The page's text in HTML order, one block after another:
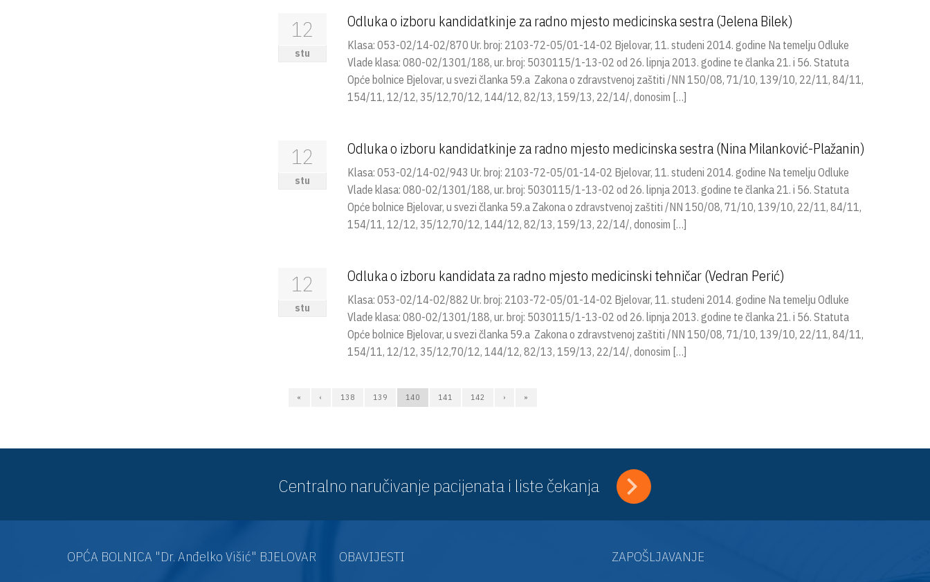
12
stu
Odluka o izboru kandidatkinje za radno mjesto medicinska sestra (Jelena Bilek)
Klasa: 053-02/14-02/870 Ur. broj: 2103-72-05/01-14-02 Bjelovar, 11. studeni 2014. godine Na temelju Odluke
Vlade klasa: 080-02/1301/188, ur. broj: 5030115/1-13-02 od 26. lipnja 2013. godine te članka 21. i 56. Statuta
Opće bolnice Bjelovar, u svezi članka 59.a Zakona o zdravstvenoj zaštiti /NN 150/08, 71/10, 139/10, 22/11, 84/11,
154/11, 12/12, 35/12,70/12, 144/12, 82/13, 159/13, 22/14/, donosim […]
12
stu
Odluka o izboru kandidatkinje za radno mjesto medicinska sestra (Nina Milanković-Plažanin)
Klasa: 053-02/14-02/943 Ur. broj: 2103-72-05/01-14-02 Bjelovar, 11. studeni 2014. godine Na temelju Odluke
Vlade klasa: 080-02/1301/188, ur. broj: 5030115/1-13-02 od 26. lipnja 2013. godine te članka 21. i 56. Statuta
Opće bolnice Bjelovar, u svezi članka 59.a Zakona o zdravstvenoj zaštiti /NN 150/08, 71/10, 139/10, 22/11, 84/11,
154/11, 12/12, 35/12,70/12, 144/12, 82/13, 159/13, 22/14/, donosim […]
12
stu
Odluka o izboru kandidata za radno mjesto medicinski tehničar (Vedran Perić)
Klasa: 053-02/14-02/882 Ur. broj: 2103-72-05/01-14-02 Bjelovar, 11. studeni 2014. godine Na temelju Odluke
Vlade klasa: 080-02/1301/188, ur. broj: 5030115/1-13-02 od 26. lipnja 2013. godine te članka 21. i 56. Statuta
Opće bolnice Bjelovar, u svezi članka 59.a Zakona o zdravstvenoj zaštiti /NN 150/08, 71/10, 139/10, 22/11, 84/11,
154/11, 12/12, 35/12,70/12, 144/12, 82/13, 159/13, 22/14/, donosim […]
« ‹ 138 139 140 141 142 › »
Centralno naručivanje pacijenata i liste čekanja
OPĆA BOLNICA "Dr. Anđelko Višić" BJELOVAR OBAVIJESTI ZAPOŠLJAVANJE